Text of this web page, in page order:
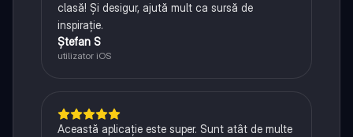
clasă! Și desigur, ajută mult ca sursă de
inspirație.
Ștefan S
utilizator iOS
Această aplicație este super. Sunt atât de multe